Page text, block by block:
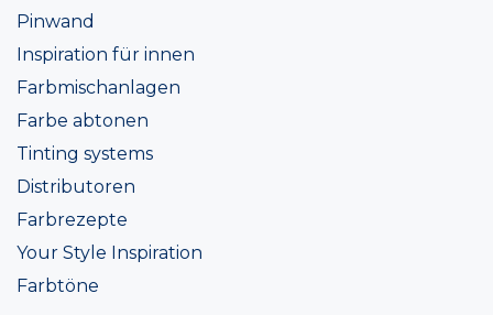
Pinwand
Inspiration für innen
Farbmischanlagen
Farbe abtonen
Tinting systems
Distributoren
Farbrezepte
Your Style Inspiration
Farbtöne